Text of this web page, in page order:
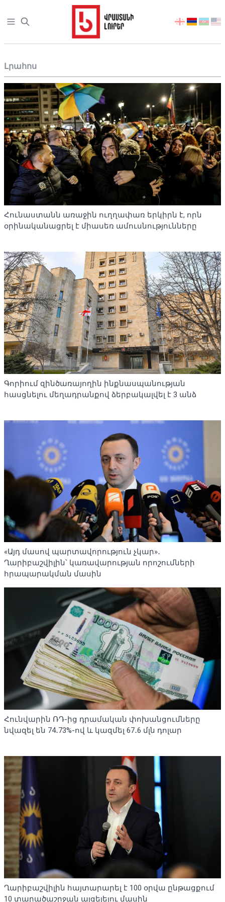
Open sidebar
აირჩიეთ
Լրահոս
Հունաստանն առաջին ուղղափառ երկիրն է, որն
օրինականացրել է միասեռ ամուսնությունները
Գորիում զինծառայողին ինքնասպանության
հասցնելու մեղադրանքով ձերբակալվել է 3 անձ
«Այդ մասով պարտավորություն չկար»․
Ղարիբաշվիլին՝ կառավարության որոշումների
հրապարակման մասին
Հունվարին ՌԴ-ից դրամական փոխանցումները
նվազել են 74․73%-ով և կազմել 67․6 մլն դոլար
Ղարիբաշվիլին հայտարարել է 100 օրվա ընթացքում
10 տարածաշրջան այցելելու մասին